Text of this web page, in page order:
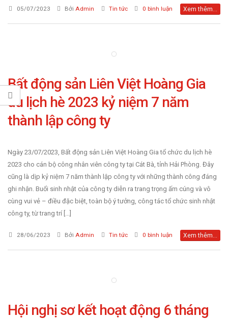
05/07/2023 Bởi Admin Tin tức 0 bình luận Xem thêm...
Bất động sản Liên Việt Hoàng Gia
du lịch hè 2023 kỷ niệm 7 năm
thành lập công ty
Ngày 23/07/2023, Bất động sản Liên Việt Hoàng Gia tổ chức du lịch hè
2023 cho cán bộ công nhân viên công ty tại Cát Bà, tỉnh Hải Phòng. Đây
cũng là dịp kỷ niệm 7 năm thành lập công ty với những thành công đáng
ghi nhận. Buổi sinh nhật của công ty diễn ra trang trọng ấm cúng và vô
cùng vui vẻ – điều đặc biệt, toàn bộ ý tưởng, công tác tổ chức sinh nhật
công ty, từ trang trí [...]
28/06/2023 Bởi Admin Tin tức 0 bình luận Xem thêm...
Hội nghị sơ kết hoạt động 6 tháng